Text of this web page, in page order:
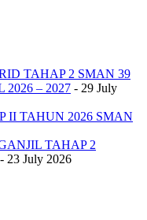
TAHAP 2 SMAN 39
2026 – 2027 - 29 July
II TAHUN 2026 SMAN
TAHAP 2
- 23 July 2026